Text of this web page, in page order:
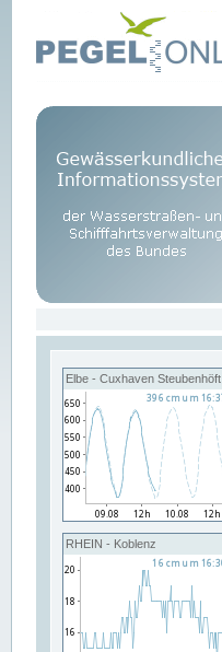
Elbe - Cuxhaven Steubenhöft
RHEIN - Koblenz